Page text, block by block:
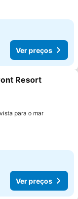
Ver preços
favoritos
Resort
para o mar
Ver preços